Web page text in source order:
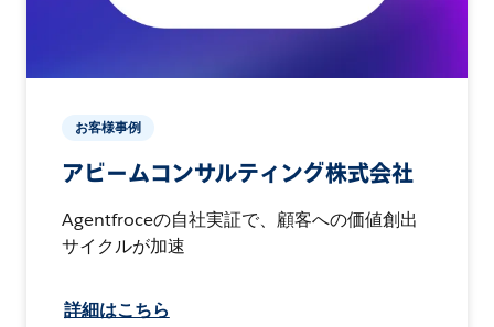
お客様事例
アビームコンサルティング株式会社
Agentfroceの自社実証で、顧客への価値創出
サイクルが加速
詳細はこちら